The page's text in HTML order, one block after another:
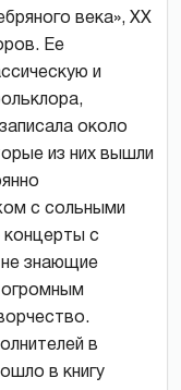
века», XX
Ее
и
около
из них вышли
с сольными
с
знающие
огромным
в
в книгу